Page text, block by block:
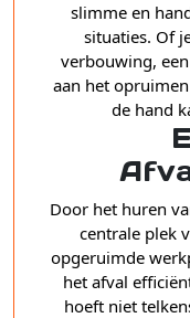
slimme en
situaties. Of
verbouwing,
aan het
de hand
Door het huren
centrale plek
opgeruimde
het afval
hoeft niet